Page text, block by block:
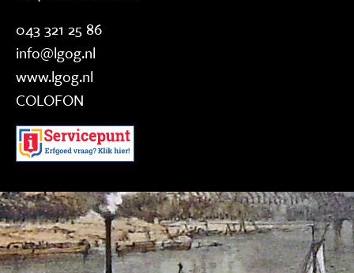
043 321 25 86
info@lgog.nl
www.lgog.nl
COLOFON